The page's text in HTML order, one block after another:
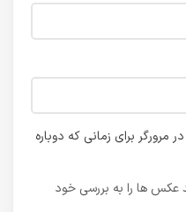
برای زمانی که دوباره
عکس ها را به بررسی خود